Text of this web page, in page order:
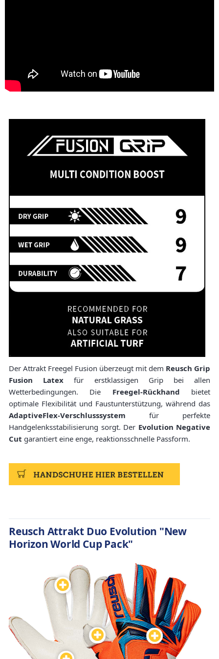
Der Attrakt Freegel Fusion überzeugt mit dem Reusch Grip
Fusion Latex für erstklassigen Grip bei allen
Wetterbedingungen. Die Freegel-Rückhand bietet
optimale Flexibilität und Faustunterstützung, während das
AdaptiveFlex-Verschlusssystem für perfekte
Handgelenksstabilisierung sorgt. Der Evolution Negative
Cut garantiert eine enge, reaktionsschnelle Passform.
Reusch Attrakt Duo Evolution "New
Horizon World Cup Pack"